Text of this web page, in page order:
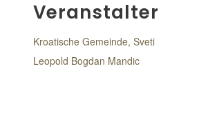
Veranstalter
Kroatische Gemeinde, Sveti
Leopold Bogdan Mandic